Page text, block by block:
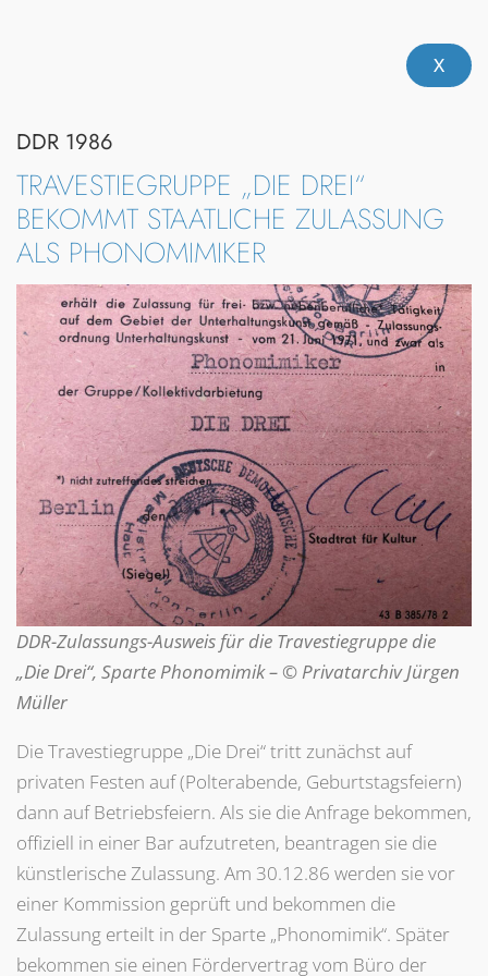
DDR 1986
TRAVESTIEGRUPPE „DIE DREI“
BEKOMMT STAATLICHE ZULASSUNG
ALS PHONOMIMIKER
DDR-Zulassungs-Ausweis für die Travestiegruppe die
„Die Drei“, Sparte Phonomimik – © Privatarchiv Jürgen
Müller
Die Travestiegruppe „Die Drei“ tritt zunächst auf
privaten Festen auf (Polterabende, Geburtstagsfeiern)
dann auf Betriebsfeiern. Als sie die Anfrage bekommen,
offiziell in einer Bar aufzutreten, beantragen sie die
künstlerische Zulassung. Am 30.12.86 werden sie vor
einer Kommission geprüft und bekommen die
Zulassung erteilt in der Sparte „Phonomimik“. Später
bekommen sie einen Fördervertrag vom Büro der